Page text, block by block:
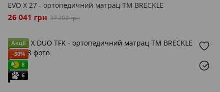
EVO X 27 - ортопедичний матрац ТМ BRECKLE
26 041 грн 37 202 грн
Акції
−30%
8
6